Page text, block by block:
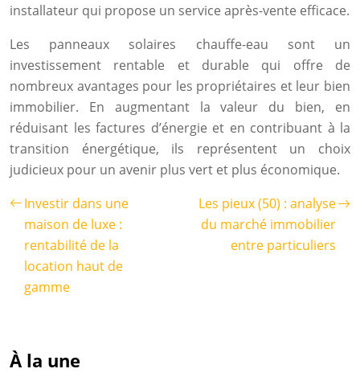
installateur qui propose un service après-vente efficace.
Les panneaux solaires chauffe-eau sont un
investissement rentable et durable qui offre de
nombreux avantages pour les propriétaires et leur bien
immobilier. En augmentant la valeur du bien, en
réduisant les factures d’énergie et en contribuant à la
transition énergétique, ils représentent un choix
judicieux pour un avenir plus vert et plus économique.
Investir dans une
maison de luxe :
rentabilité de la
location haut de
gamme
Les pieux (50) : analyse
du marché immobilier
entre particuliers
À la une